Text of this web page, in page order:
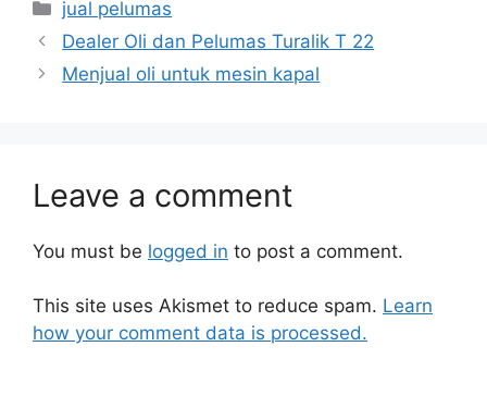
jual pelumas
Dealer Oli dan Pelumas Turalik T 22
Menjual oli untuk mesin kapal
Leave a comment
You must be logged in to post a comment.
This site uses Akismet to reduce spam. Learn
how your comment data is processed.